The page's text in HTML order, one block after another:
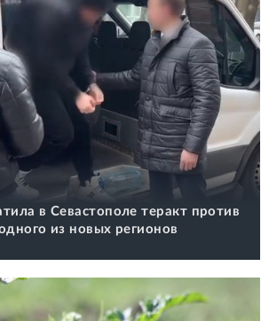
в Севастополе теракт против
из новых регионов